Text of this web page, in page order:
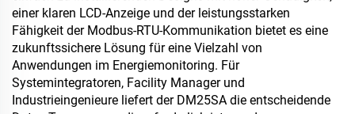
einer klaren LCD-Anzeige und der leistungsstarken
Fähigkeit der Modbus-RTU-Kommunikation bietet es eine
zukunftssichere Lösung für eine Vielzahl von
Anwendungen im Energiemonitoring. Für
Systemintegratoren, Facility Manager und
Industrieingenieure liefert der DM25SA die entscheidende